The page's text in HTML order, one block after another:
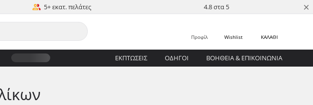
5+ εκατ. πελάτες 4.8 στα 5 ×
ΚΑΛΑΘΙ
Wishlist
Προφίλ
ΕΚΠΤΩΣΕΙΣ ΟΔΗΓΟΊ ΒΟΉΘΕΙΑ & ΕΠΙΚΟΙΝΩΝΊΑ